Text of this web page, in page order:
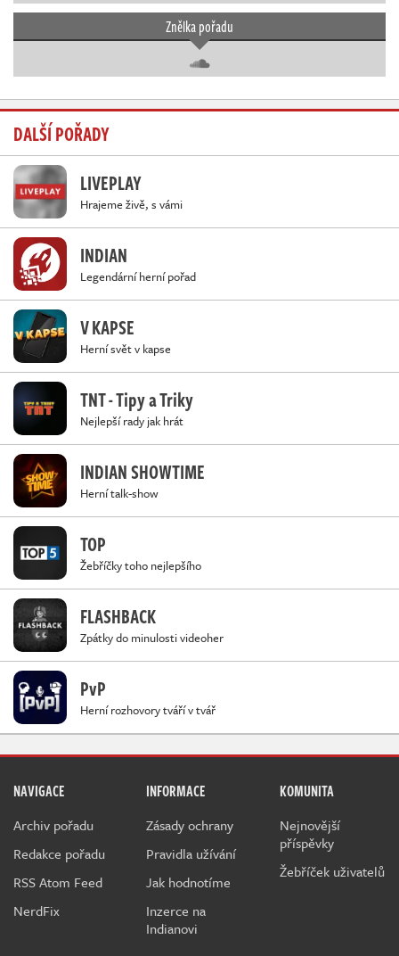
Znělka pořadu
DALŠÍ POŘADY
LIVEPLAY
Hrajeme živě, s vámi
INDIAN
Legendární herní pořad
V KAPSE
Herní svět v kapse
TNT - Tipy a Triky
Nejlepší rady jak hrát
INDIAN SHOWTIME
Herní talk-show
TOP
Žebříčky toho nejlepšího
FLASHBACK
Zpátky do minulosti videoher
PvP
Herní rozhovory tváří v tvář
NAVIGACE
Archiv pořadu
Redakce pořadu
RSS Atom Feed
NerdFix
INFORMACE
Zásady ochrany
Pravidla užívání
Jak hodnotíme
Inzerce na
Indianovi
KOMUNITA
Nejnovější
příspěvky
Žebříček uživatelů